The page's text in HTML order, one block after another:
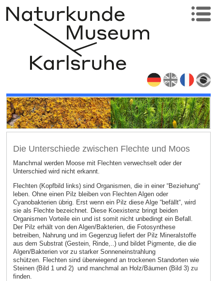
Die Unterschiede zwischen Flechte und Moos
Manchmal werden Moose mit Flechten verwechselt oder der
Unterschied wird nicht erkannt.
Flechten (Kopfbild links) sind Organismen, die in einer “Beziehung“
leben. Ohne einen Pilz bleiben von Flechten Algen oder
Cyanobakterien übrig. Erst wenn ein Pilz diese Alge “befällt“, wird
sie als Flechte bezeichnet. Diese Koexistenz bringt beiden
Organismen Vorteile ein und ist somit nicht unbedingt ein Befall.
Der Pilz erhält von den Algen/Bakterien, die Fotosynthese
betreiben, Nahrung und im Gegenzug liefert der Pilz Mineralstoffe
aus dem Substrat (Gestein, Rinde,..) und bildet Pigmente, die die
Algen/Bakterien vor zu starker Sonneneinstrahlung
schützen. Flechten sind überwiegend an trockenen Standorten wie
Steinen (Bild 1 und 2) und manchmal an Holz/Bäumen (Bild 3) zu
finden.